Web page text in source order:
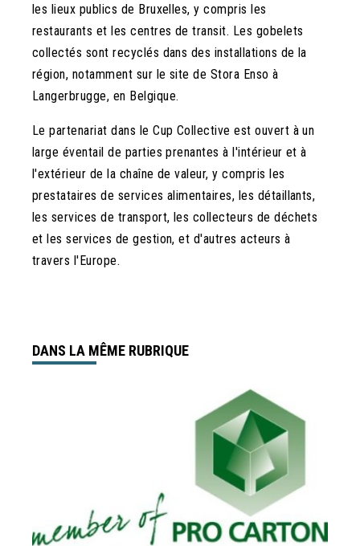
les lieux publics de Bruxelles, y compris les
restaurants et les centres de transit. Les gobelets
collectés sont recyclés dans des installations de la
région, notamment sur le site de Stora Enso à
Langerbrugge, en Belgique.
Le partenariat dans le Cup Collective est ouvert à un
large éventail de parties prenantes à l'intérieur et à
l'extérieur de la chaîne de valeur, y compris les
prestataires de services alimentaires, les détaillants,
les services de transport, les collecteurs de déchets
et les services de gestion, et d'autres acteurs à
travers l'Europe.
DANS LA MÊME RUBRIQUE